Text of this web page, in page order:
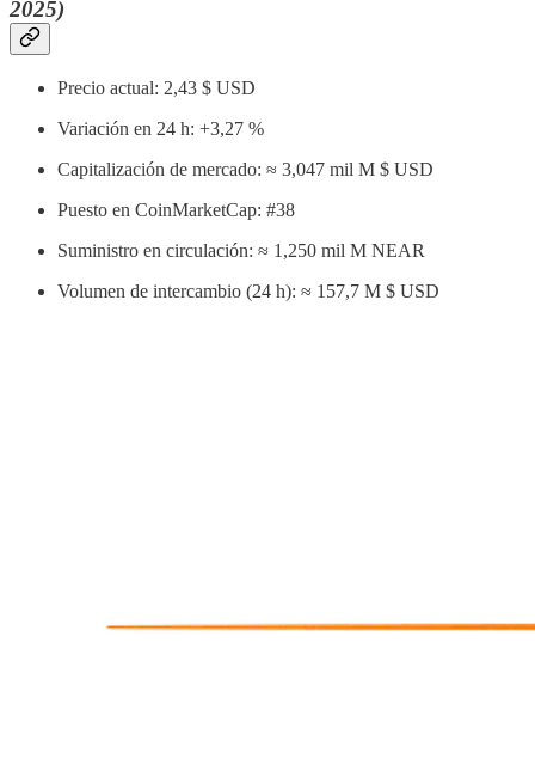
2025)
Precio actual: 2,43 $ USD
Variación en 24 h: +3,27 %
Capitalización de mercado: ≈ 3,047 mil M $ USD
Puesto en CoinMarketCap: #38
Suministro en circulación: ≈ 1,250 mil M NEAR
Volumen de intercambio (24 h): ≈ 157,7 M $ USD